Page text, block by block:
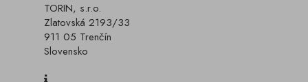
TORIN, s.r.o.
Zlatovská 2193/33
911 05 Trenčín
Slovensko